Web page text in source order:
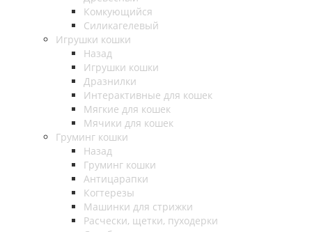
Комкующийся
Силикагелевый
Игрушки кошки
Назад
Игрушки кошки
Дразнилки
Интерактивные для кошек
Мягкие для кошек
Мячики для кошек
Груминг кошки
Назад
Груминг кошки
Антицарапки
Когтерезы
Машинки для стрижки
Расчески, щетки, пуходерки